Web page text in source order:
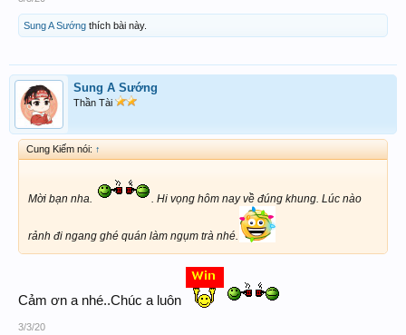
Sung A Sướng thích bài này.
Sung A Sướng
Thần Tài
Cung Kiếm nói: ↑
Mời bạn nha. . Hi vọng hôm nay về đúng khung. Lúc nào
rảnh đi ngang ghé quán làm ngụm trà nhé.
Cảm ơn a nhé..Chúc a luôn
3/3/20